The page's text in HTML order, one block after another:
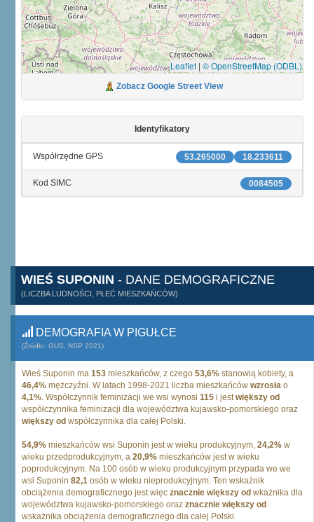
Leaflet | © OpenStreetMap (ODBL)
Zobacz Google Street View
Identyfikatory
18.233611
53.265000
Współrzędne GPS
0084505
Kod SIMC
WIEŚ SUPONIN - DANE DEMOGRAFICZNE
(LICZBA LUDNOŚCI, PŁEĆ MIESZKAŃCÓW)
DEMOGRAFIA W PIGUŁCE
(Źródło: GUS, NSP 2021)
Wieś Suponin ma 153 mieszkańców, z czego 53,6% stanowią kobiety, a
46,4% mężczyźni. W latach 1998-2021 liczba mieszkańców wzrosła o
4,1%. Współczynnik feminizacji we wsi wynosi 115 i jestwiększy od
współczynnika feminizacji dla województwa kujawsko-pomorskiego oraz
większy od współczynnika dla całej Polski.
54,9% mieszkańców wsi Suponin jest w wieku produkcyjnym, 24,2% w
wieku przedprodukcyjnym, a 20,9% mieszkańców jest w wieku
poprodukcyjnym. Na 100 osób w wieku produkcyjnym przypada we we
wsi Suponin 82,1 osób w wieku nieprodukcyjnym. Ten wskaźnik
obciążenia demograficznego jest więc znacznie większy od wkażnika dla
województwa kujawsko-pomorskiego oraz znacznie większy od
wskażnika obciążenia demograficznego dla całej Polski.